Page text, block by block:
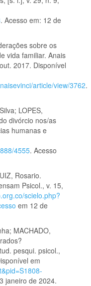
. Acesso em: 12 de
sobre os
vida familiar. Anais
2017. Disponível
article/view/3762.
LOPES,
divórcio nos/as
humanas e
4555. Acesso
Rosario.
Psicol., v. 15,
scielo.php?
em 12 de
MACHADO,
pesqui. psicol.,
em
janeiro de 2024.